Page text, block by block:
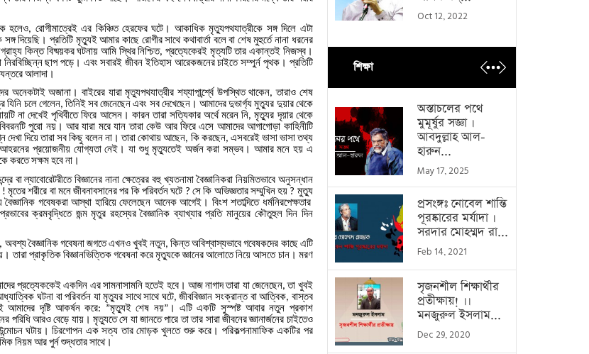
হলেও, রোগীমাত্রেই এর কিঞ্চিত হেরফের ঘটে। আকাধিক মৃত্যুপথযাত্রীকে সঙ্গ দিলে এটা
সঙ্গ দিয়েছি। প্রতিটি মৃত্যুই আমার কাছে রোগীর সাথে কথাবার্তা বলে বা শেষ মুহুর্তে নানা ধরনের
কিন্ত বিষ্ময়কর ঘটনায় আমি স্থির নিশ্চিত, প্রত্যেকেরই মৃত্যটি তার একান্তই নিজস্ব।
নিরবিচ্ছিন্ন ছাপ পড়ে। এবং সবারই জীবন ইতিহাস আরেকজনের চাইতে সম্পুর্ন পৃথক। প্রতিটি
আলাদা।
অনেকটাই অজানা। বাইরের যারা মৃত্যুপথযাত্রীর শয্যাপার্র্শ্বে উপস্থিত থাকেন,তারাও শেষ
যিনি চলে গেলেন, তিনিইসব জেনেছেন এবং সব দেখেছেন। আমাদেরদুভার্গ্য মুত্যুর দুয়ার থেকে
না দেখেই পৃথিবীতে ফিরে আসেন। কারন তারা সত্যিকার অর্থে মরেন নি,মৃত্যুর দৃয়ার থেকে
বিবরনটি পুরো নয়। আর যারা মরে যান তারা কেউ আর ফিরে এসে আমাদের আগাগোড়া কাহিনীটি
দেখা দিয়ে তারা সব কিছু বলেন না। তারা কোথায় আছেন, কি করছেন, এসবরেই ভাসা ভাসাতথ্য
আহরনের প্রয়োজনীয় যোগ্যতা নেই। যা শুধু মৃত্যুতেই অর্জন করা সম্ভব। আমার মনে হয় এ
করতেসক্ষমহবেনা।
বা ল্যাবোরেটরীতে বিজ্ঞানের নানা ক্ষেত্রের বহু খ্যতনামা বৈজ্ঞানিকরা নিয়মিতভাবে অনুসন্ধান
! মৃতের শরীরে বা মনে জীবনাবসানের পর কি পরিবর্তন ঘটে ? সে কি অভিজ্ঞতার সম্মুখিন হয় ? মুত্যু
বৈজ্ঞানিক গবেষকরা আস্থা হারিয়ে ফেলেছেন আনেক আগেই। বিংশ শতাব্দিতে ধর্মনিরপেক্ষতার
প্রভাবের ক্রমবৃদ্ধিতে জন্ম মৃতুর রহস্যের বৈজ্ঞানিক ব্যাখ্যার প্রতি মানুয়ের কৌতুহুল দিন দিন
, অবশ্যবৈজ্ঞানিক গবেষনা জগতেএখনওখুবইনতুন,কিন্তঅবিশ্বাস্যভাবে গবেষকদের কাছে এটি
তারা প্রাকৃতিক বিজ্ঞানভিত্তিক গবেষনাকরেমৃত্যুকেজ্ঞানের আলোতেনিয়ে আসতে চান। মরণ
প্রত্যেককেই একদিন এর সামনাসামনি হতেই হবে। আজ নাগাদ তারা যা জেনেছেন,তা খুবই
ঘটনা বা পরিবর্তন যা মৃত্যুর সাথে সাথে ঘটে,জীববিজ্ঞান সংক্রান্ত বা আত্বিক, বাস্তব
আমাদের দৃষ্টি আকর্ষন করে: ”মৃত্যুই শেষ নয়”। এটি একটি সুস্পষ্ট আবার নতুন প্রকাশ
পরিধি আরও বেড়ে যায়। মৃত্যুতে সে যা জানতে পারে তা তার সারা জীবনের জ্ঞানার্জনের চাইতেও
ঘটায়। চিরগোপন এক সত্য তার মোড়ক খুলতে শুরু করে। পরিকল্পনামাফিক একটির পর
নিয়মআরপুর্নশুদ্ধতারসাথে।
Oct 12, 2022
শিক্ষা
অস্তাচলের পথে
মুমূর্ষুর সজ্ঞা ।
আবদুল্লাহ আল-
হারুন...
May 17, 2025
প্রসংঙ্গঃ নোবেল শান্তি
পূরষ্কারের মর্যাদা ।
সরদার মোহম্মদ রা...
Feb 14, 2021
সৃজনশীল শিক্ষার্থীর
প্রতীক্ষায়! ।।
মনজুরুল ইসলাম...
Dec 29, 2020